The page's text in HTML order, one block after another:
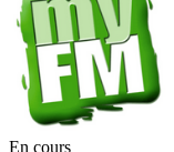
En cours